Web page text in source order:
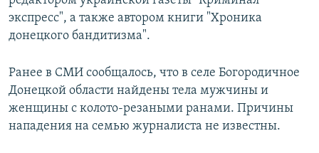
экспресс", а также автором книги "Хроника
донецкого бандитизма".​
Ранее в СМИ сообщалось, что в селе Богородичное
Донецкой области найдены тела мужчины и
женщины с колото-резаными ранами. Причины
нападения на семью журналиста не известны.